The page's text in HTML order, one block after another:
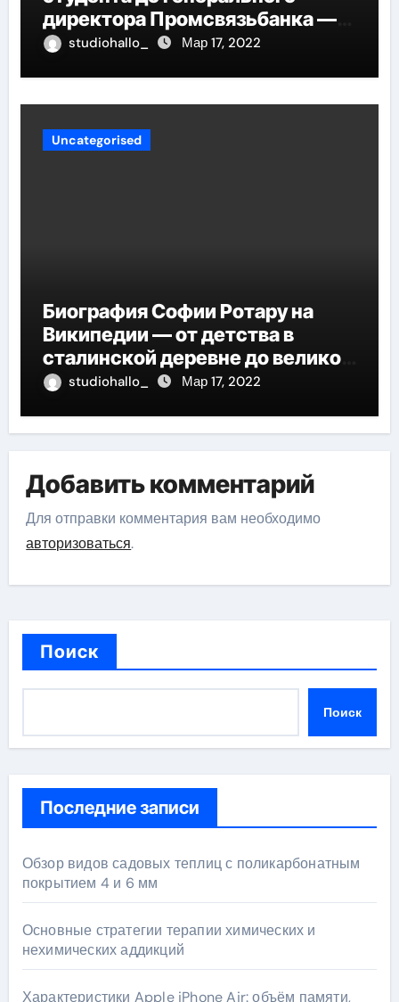
директора Промсвязьбанка —
биография и рост в банковской
studiohallo_ Мар 17, 2022
Uncategorised
Биография Софии Ротару на
Википедии — от детства в
сталинской деревне до великой
карьеры и яркой личной жизни
studiohallo_ Мар 17, 2022
Добавить комментарий
Для отправки комментария вам необходимо
авторизоваться.
Поиск
Поиск
Последние записи
Обзор видов садовых теплиц с поликарбонатным
покрытием 4 и 6 мм
Основные стратегии терапии химических и
нехимических аддикций
Характеристики Apple iPhone Air: объём памяти,